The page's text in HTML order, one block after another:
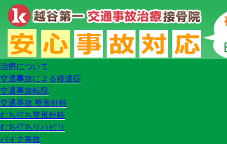
HOME
料金
アクセス
交通事故治療
交通事故に遭ってしまったら
治療について
交通事故による後遺症
交通事故転院
交通事故 整形外科
むち打ち整形外科
むち打ちリハビリ
バイク事故